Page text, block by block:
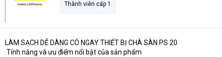
Thành viên cấp 1
LÀM SẠCH DỄ DÀNG CÓ NGAY THIẾT BỊ CHÀ SÀN PS 20
Tính năng và ưu điểm nổi bật của sản phẩm